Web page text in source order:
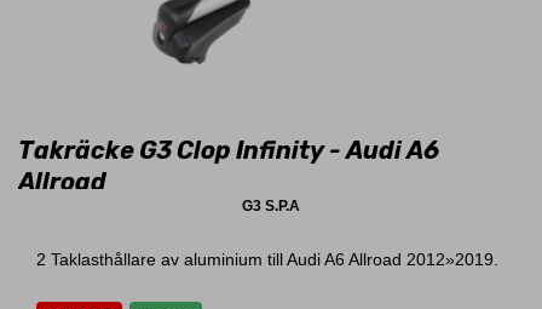
Takräcke G3 Clop Infinity - Audi A6
Allroad
G3 S.P.A
2 Taklasthållare av aluminium till Audi A6 Allroad 2012»2019.